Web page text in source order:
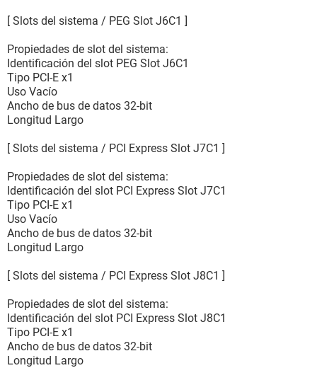
[ Slots del sistema / PEG Slot J6C1 ]
Propiedades de slot del sistema:
Identificación del slot PEG Slot J6C1
Tipo PCI-E x1
Uso Vacío
Ancho de bus de datos 32-bit
Longitud Largo
[ Slots del sistema / PCI Express Slot J7C1 ]
Propiedades de slot del sistema:
Identificación del slot PCI Express Slot J7C1
Tipo PCI-E x1
Uso Vacío
Ancho de bus de datos 32-bit
Longitud Largo
[ Slots del sistema / PCI Express Slot J8C1 ]
Propiedades de slot del sistema:
Identificación del slot PCI Express Slot J8C1
Tipo PCI-E x1
Ancho de bus de datos 32-bit
Longitud Largo